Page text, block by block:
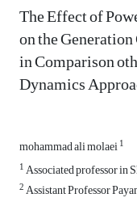
The Effect of
on the
in Comparison
Dynamics
mohammad ali molaei1
1Associated professor in
2Assistant Professor